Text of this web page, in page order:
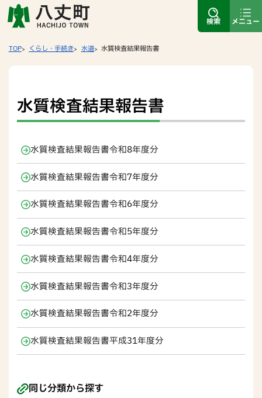
検索 メニュー
TOP くらし・手続き 水道 水質検査結果報告書
水質検査結果報告書
水質検査結果報告書令和8年度分
水質検査結果報告書令和7年度分
水質検査結果報告書令和6年度分
水質検査結果報告書令和5年度分
水質検査結果報告書令和4年度分
水質検査結果報告書令和3年度分
水質検査結果報告書令和2年度分
水質検査結果報告書平成31年度分
同じ分類から探す